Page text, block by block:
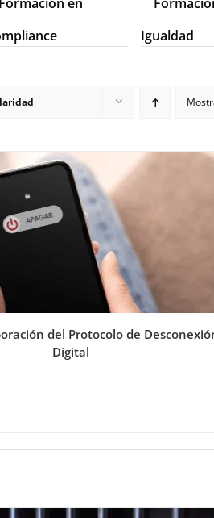
Igualdad
del Protocolo de
Digital